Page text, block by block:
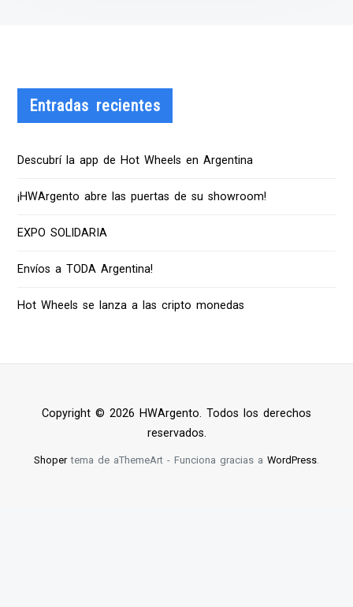
Entradas recientes
Descubrí la app de Hot Wheels en Argentina
¡HWArgento abre las puertas de su showroom!
EXPO SOLIDARIA
Envíos a TODA Argentina!
Hot Wheels se lanza a las cripto monedas
Copyright © 2026 HWArgento. Todos los derechos
reservados.
Shopertema de aThemeArt - Funciona gracias a WordPress